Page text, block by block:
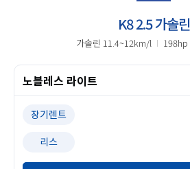
K8 2.5 가솔린
가솔린 11.4~12km/l 198hp
노블레스 라이트
장기렌트
리스